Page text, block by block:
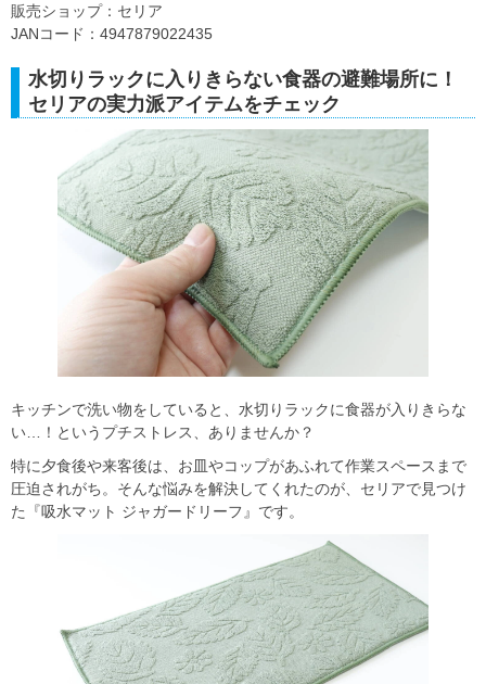
販売ショップ：セリア
JANコード：4947879022435
水切りラックに入りきらない食器の避難場所に！
セリアの実力派アイテムをチェック
キッチンで洗い物をしていると、水切りラックに食器が入りきらな
い…！というプチストレス、ありませんか？
特に夕食後や来客後は、お皿やコップがあふれて作業スペースまで
圧迫されがち。そんな悩みを解決してくれたのが、セリアで見つけ
た『吸水マット ジャガードリーフ』です。